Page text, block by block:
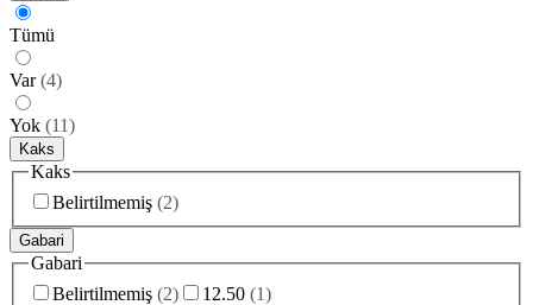
Tümü
Var (4)
Yok (11)
Kaks
Kaks
Belirtilmemiş (2)
Gabari
Gabari
Belirtilmemiş (2) 12.50 (1)